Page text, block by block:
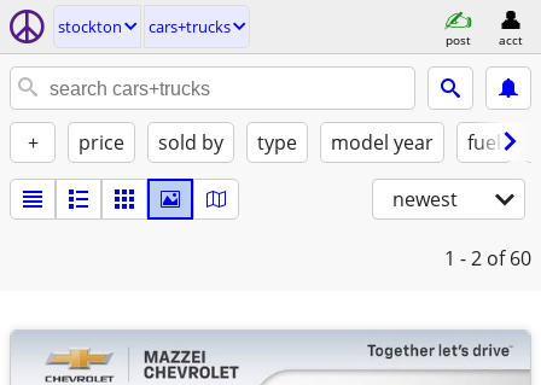
stockton cars+trucks
post acct
+ price sold by type model year fuel
newest
1 - 2 of 60